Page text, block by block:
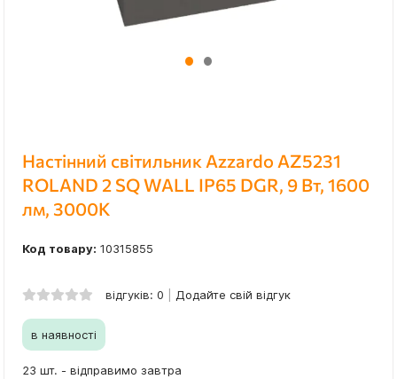
Настінний світильник Azzardo AZ5231
ROLAND 2 SQ WALL IP65 DGR, 9 Вт, 1600
лм, 3000K
Код товару: 10315855
відгуків: 0 Додайте свій відгук
в наявності
23 шт. - відправимо завтра